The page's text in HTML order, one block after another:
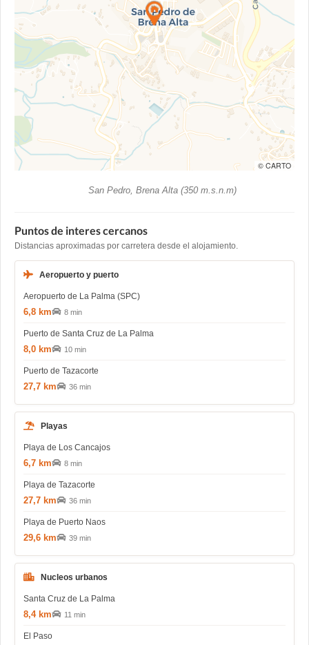
© CARTO
San Pedro, Brena Alta (350 m.s.n.m)
Puntos de interes cercanos
Distancias aproximadas por carretera desde el alojamiento.
Aeropuerto y puerto
Aeropuerto de La Palma (SPC)
6,8 km 8 min
Puerto de Santa Cruz de La Palma
8,0 km 10 min
Puerto de Tazacorte
27,7 km 36 min
Playas
Playa de Los Cancajos
6,7 km 8 min
Playa de Tazacorte
27,7 km 36 min
Playa de Puerto Naos
29,6 km 39 min
Nucleos urbanos
Santa Cruz de La Palma
8,4 km 11 min
El Paso